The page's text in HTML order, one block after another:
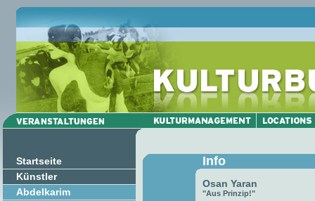
Startseite
Künstler
Abdelkarim
Info
Osan Yaran
"Aus Prinzip!"